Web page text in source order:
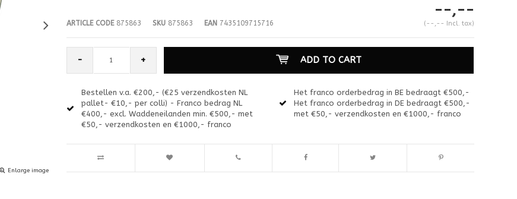
Enlarge image Enlarge image
ARTICLE CODE875863 SKU875863 EAN7435109715716
--,--
(--,-- Incl. tax)
- + ADD TO CART
Bestellen v.a. €200,- (€25 verzendkosten NL
pallet- €10,- per colli) - Franco bedrag NL
€400,- excl. Waddeneilanden min. €500,- met
€50,- verzendkosten en €1000,- franco
Het franco orderbedrag in BE bedraagt €500,-
Het franco orderbedrag in DE bedraagt €500,-
met €50,- verzendkosten en €1000,- franco